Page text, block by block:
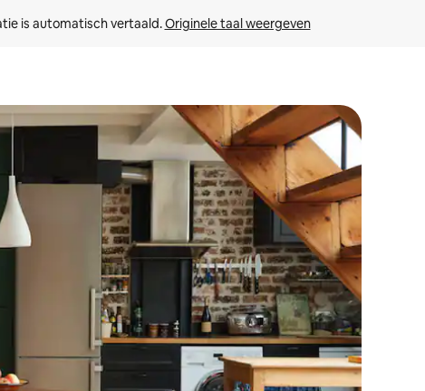
is automatisch vertaald. Originele taal weergeven
pijltjestoetsen omhoog en omlaag, óf door te tikken of swipen.